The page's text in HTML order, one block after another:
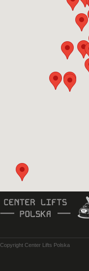
Copyright Center Lifts Polska